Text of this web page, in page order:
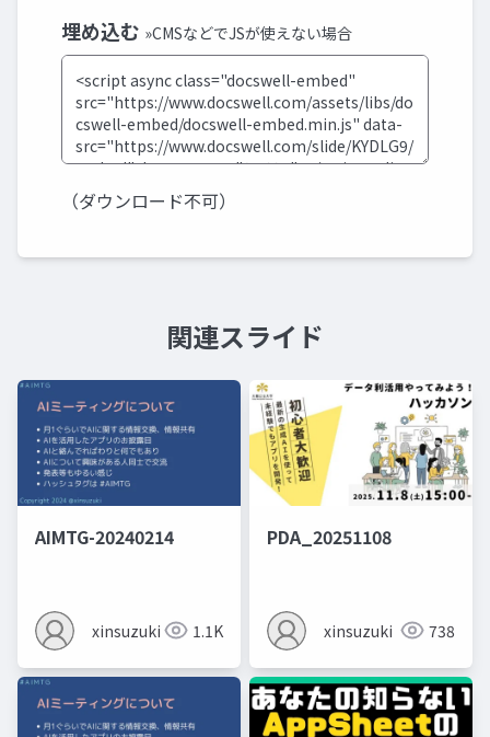
埋め込む »CMSなどでJSが使えない場合
（ダウンロード不可）
関連スライド
AIMTG-20240214
xinsuzuki 1.1K
PDA_20251108
xinsuzuki 738